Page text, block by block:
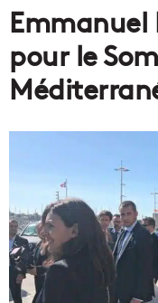
Emmanuel
pour le